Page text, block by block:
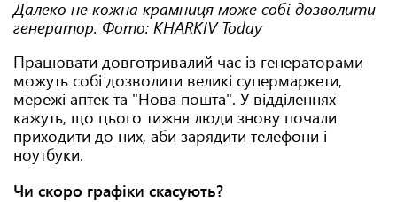
Далеко не кожна крамниця може собі дозволити
генератор. Фото: KHARKIV Today
Працювати довготривалий час із генераторами
можуть собі дозволити великі супермаркети,
мережі аптек та "Нова пошта". У відділеннях
кажуть, що цього тижня люди знову почали
приходити до них, аби зарядити телефони і
ноутбуки.
Чи скоро графіки скасують?